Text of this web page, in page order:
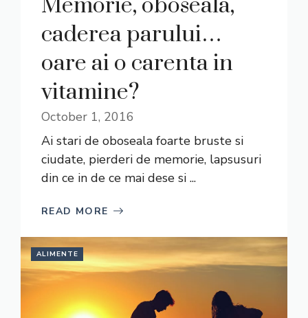
caderea parului…
oare ai o carenta in
vitamine?
October 1, 2016
Ai stari de oboseala foarte bruste si
ciudate, pierderi de memorie, lapsusuri
din ce in de ce mai dese si ...
READ MORE
ALIMENTE